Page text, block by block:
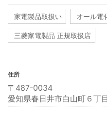
家電製品取扱い オール電
三菱家電製品 正規取扱店
住所
〒487-0034
愛知県春日井市白山町６丁